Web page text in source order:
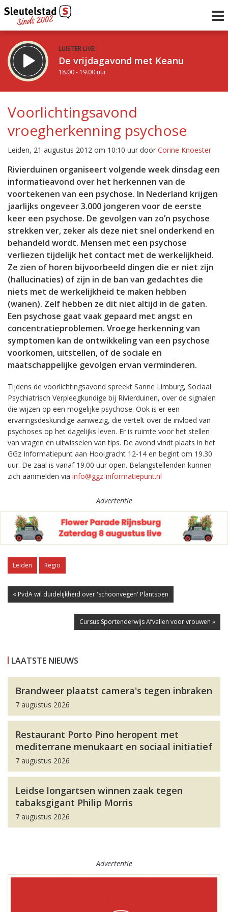
LUISTER LIVE:
De vrijdagavond met Keanu
18.00 - 19.00 uur
De Vrijdagavond met Gijs
19.00 - 21.00 uur
Vorig uur
uur 1 van 0 Volgend uur
Inklappen
Voorlichtingsavond
vroegherkenning psychose
Leiden, 21 augustus 2012 om 10:10 uur door Corine Knoester
Rivierduinen organiseert volgende week dinsdag een
informatieavond over het herkennen van de
voortekenen van een psychose. In Nederland krijgen
jaarlijks ongeveer 3.000 jongeren voor de eerste
keer een psychose. De gevolgen van zo’n psychose
strekken ver, zeker als deze niet snel onderkend en
behandeld wordt. Mensen met een psychose
verliezen tijdelijk het contact met de werkelijkheid.
Ze zien of horen bijvoorbeeld dingen die er niet zijn
(hallucinaties) of zijn in de ban van gedachtes die
niets met de werkelijkheid te maken hebben
(wanen). Zelf hebben ze dit niet altijd in de gaten.
Een psychose gaat vaak gepaard met angst en
concentratieproblemen. Vroege herkenning van
symptomen kan de ontwikkeling van een psychose
voorkomen, uitstellen, of de sociale en
maatschappelijke gevolgen ervan verminderen.
Tijdens de voorlichtingsavond spreekt Sanne Limburg, Sociaal
Psychiatrisch Verpleegkundige bij Rivierduinen, over de signalen
die wijzen op een mogelijke psychose. Ook is er een
ervaringsdeskundige aanwezig, die vertelt over de invloed van
psychoses op het dagelijks leven. Er is ruimte voor het stellen
van vragen en uitwisselen van tips. De avond vindt plaats in het
GGz Informatiepunt aan Hooigracht 12-14 en begint om 19.30
uur. De zaal is vanaf 19.00 uur open. Belangstellenden kunnen
zich aanmelden via info@ggz-informatiepunt.nl
Advertentie
Leiden Regio
« PvdA wil duidelijkheid over 'schoonvegen' Plantsoen
Cursus Sportenderwijs Afvallen voor vrouwen »
LAATSTE NIEUWS
Brandweer plaatst camera's tegen inbraken
7 augustus 2026
Restaurant Porto Pino heropent met
mediterrane menukaart en sociaal initiatief
7 augustus 2026
Leidse longartsen winnen zaak tegen
tabaksgigant Philip Morris
7 augustus 2026
Advertentie